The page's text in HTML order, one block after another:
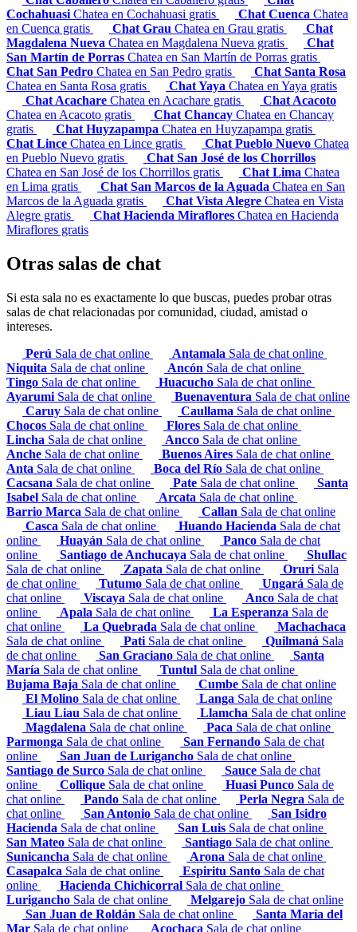
Cochahuasi Chatea en Cochahuasi gratis Chat Cuenca Chatea
en Cuenca gratis
Chat Grau Chatea en Grau gratis
Chat
Magdalena Nueva Chatea en Magdalena Nueva gratis
Chat
San Martín de Porras Chatea en San Martín de Porras gratis
Chat San Pedro Chatea en San Pedro gratis
Chat Santa Rosa
Chatea en Santa Rosa gratis
Chat Yaya Chatea en Yaya gratis
Chat Acachare Chatea en Acachare gratis
Chat Acacoto
Chatea en Acacoto gratis
Chat Chancay Chatea en Chancay
gratis
Chat Huyzapampa Chatea en Huyzapampa gratis
Chat Lince Chatea en Lince gratis Chat Pueblo Nuevo Chatea
en Pueblo Nuevo gratis
Chat San José de los Chorrillos
Chatea en San José de los Chorrillos gratis
Chat Lima Chatea
en Lima gratis
Chat San Marcos de la Aguada Chatea en San
Marcos de la Aguada gratis
Chat Vista Alegre Chatea en Vista
Alegre gratis
Chat Hacienda Miraflores Chatea en Hacienda
Miraflores gratis
Otras salas de chat
Si esta sala no es exactamente lo que buscas, puedes probar otras
salas de chat relacionadas por comunidad, ciudad, amistad o
intereses.
Perú Sala de chat online Antamala Sala de chat online
Niquita Sala de chat online Ancón Sala de chat online
Tingo Sala de chat online Huacucho Sala de chat online
Ayarumi Sala de chat online Buenaventura Sala de chat online
Caruy Sala de chat online Caullama Sala de chat online
Chocos Sala de chat online Flores Sala de chat online
Lincha Sala de chat online Ancco Sala de chat online
Anche Sala de chat online Buenos Aires Sala de chat online
Anta Sala de chat online Boca del Río Sala de chat online
Cacsana Sala de chat online Pate Sala de chat online
Santa
Isabel Sala de chat online Arcata Sala de chat online
Barrio Marca Sala de chat online Callan Sala de chat online
Casca Sala de chat online Huando Hacienda Sala de chat
online
Huayán Sala de chat online Panco Sala de chat
online
Santiago de Anchucaya Sala de chat online
Shullac
Sala de chat online
Zapata Sala de chat online Oruri Sala
de chat online
Tutumo Sala de chat online Ungará Sala de
chat online
Viscaya Sala de chat online Anco Sala de chat
online
Apala Sala de chat online La Esperanza Sala de
chat online
La Quebrada Sala de chat online
Machachaca
Sala de chat online
Pati Sala de chat online Quilmaná Sala
de chat online
San Graciano Sala de chat online
Santa
María Sala de chat online Tuntul Sala de chat online
Bujama Baja Sala de chat online Cumbe Sala de chat online
El Molino Sala de chat online Langa Sala de chat online
Liau Liau Sala de chat online Llamcha Sala de chat online
Magdalena Sala de chat online Paca Sala de chat online
Parmonga Sala de chat online San Fernando Sala de chat
online
San Juan de Lurigancho Sala de chat online
Santiago de Surco Sala de chat online Sauce Sala de chat
online
Collique Sala de chat online Huasi Punco Sala de
chat online
Pando Sala de chat online Perla Negra Sala de
chat online
San Antonio Sala de chat online
San Isidro
Hacienda Sala de chat online San Luis Sala de chat online
San Mateo Sala de chat online Santiago Sala de chat online
Sunicancha Sala de chat online Arona Sala de chat online
Casapalca Sala de chat online Espiritu Santo Sala de chat
online
Hacienda Chichicorral Sala de chat online
Lurigancho Sala de chat online Melgarejo Sala de chat online
San Juan de Roldán Sala de chat online
Santa María del
Mar Sala de chat online Acochaca Sala de chat online